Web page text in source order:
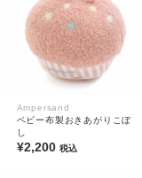
Ampersand
ベビー布製おきあがりこぼ
し
¥2,200 税込